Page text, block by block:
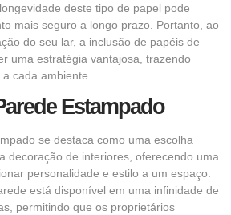
deste tipo de papel pode
mais seguro a longo prazo. Portanto, ao
do seu lar, a inclusão de papéis de
uma estratégia vantajosa, trazendo
cada ambiente.
Estampado
se destaca como uma escolha
decoração de interiores, oferecendo uma
personalidade e estilo a um espaço.
está disponível em uma infinidade de
permitindo que os proprietários